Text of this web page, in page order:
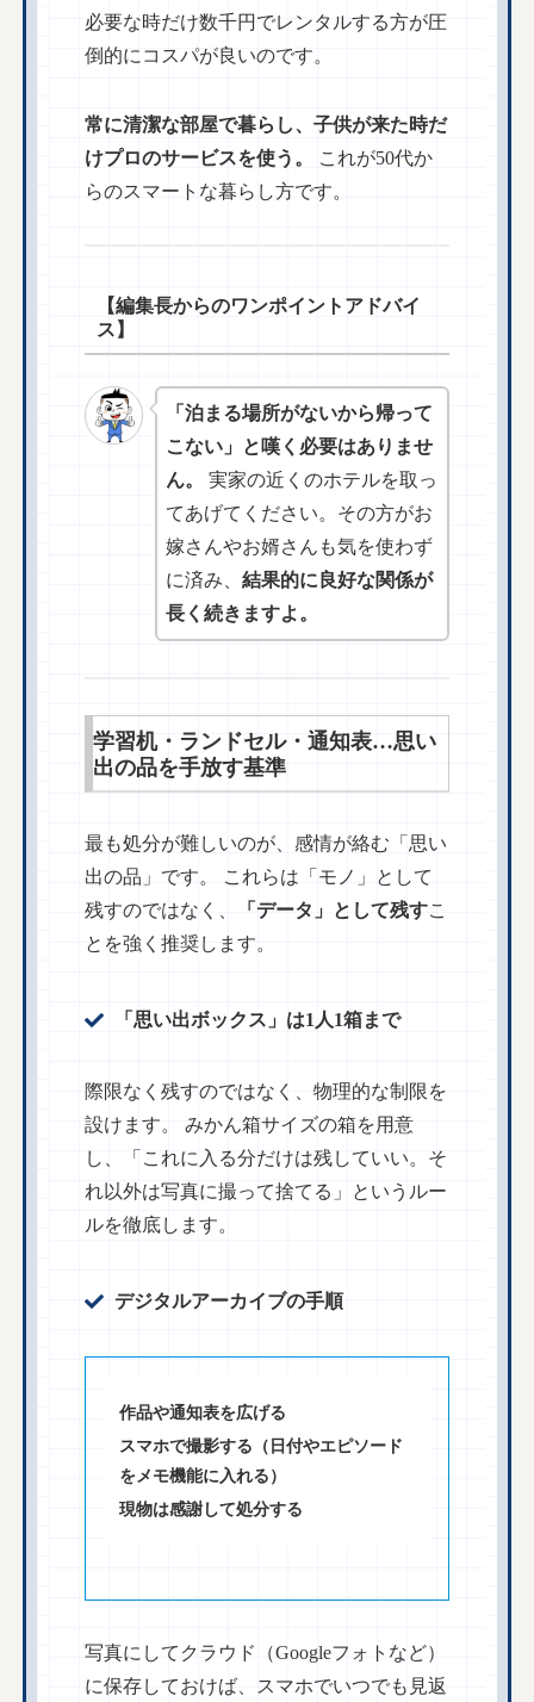
必要な時だけ数千円でレンタルする方が圧
倒的にコスパが良いのです。
常に清潔な部屋で暮らし、子供が来た時だ
けプロのサービスを使う。
これが50代か
らのスマートな暮らし方です。
【編集長からのワンポイントアドバイ
ス】
「泊まる場所がないから帰って
こない」と嘆く必要はありませ
ん。
実家の近くのホテルを取っ
てあげてください。その方がお
嫁さんやお婿さんも気を使わず
に済み、結果的に良好な関係が
長く続きますよ。
学習机・ランドセル・通知表…思い
出の品を手放す基準
最も処分が難しいのが、感情が絡む「思い
出の品」です。 これらは「モノ」として
残すのではなく、
「データ」として残すこ
とを強く推奨します。
「思い出ボックス」は1人1箱まで
際限なく残すのではなく、物理的な制限を
設けます。 みかん箱サイズの箱を用意
し、「これに入る分だけは残していい。そ
れ以外は写真に撮って捨てる」というルー
ルを徹底します。
デジタルアーカイブの手順
作品や通知表を広げる
スマホで撮影する（日付やエピソード
をメモ機能に入れる）
現物は感謝して処分する
写真にしてクラウド（Googleフォトなど）
に保存しておけば、スマホでいつでも見返